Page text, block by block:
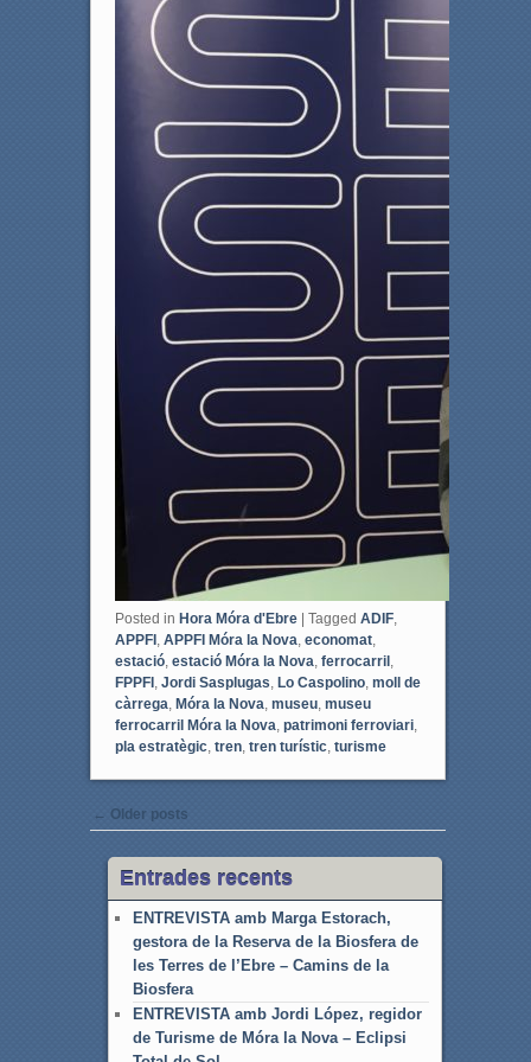
Posted in Hora Móra d'Ebre | Tagged ADIF,
APPFI, APPFI Móra la Nova economat,
estació, estació Móra la Nova ferrocarril,
FPPFI, Jordi Sasplugas Lo Caspolino, moll de
càrrega Móra la Nova museu, museu
ferrocarril Móra la Nova patrimoni ferroviari,
pla estratègic, tren, tren turístic, turisme
Post navigation
← Older posts
Entrades recents
ENTREVISTA amb Marga Estorach,
gestora de la Reserva de la Biosfera de
les Terres de l’Ebre – Camins de la
Biosfera
ENTREVISTA amb Jordi López, regidor
de Turisme de Móra la Nova – Eclipsi